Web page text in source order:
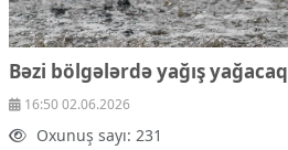
Humanitar
Elm və təhsil
Diaspor
Yüksəliş hekayəsi
Bəzi bölgələrdə yağış yağacaq
16:50 02.06.2026
Oxunuş sayı: 231